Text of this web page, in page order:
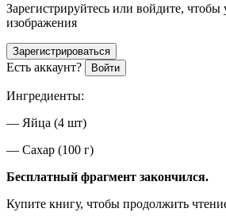
Зарегистрируйтесь или войдите, чтобы
изображения
Зарегистрироваться
Есть аккаунт? Войти
Ингредиенты:
— Яйца (4 шт)
— Сахар (100 г)
Бесплатный фрагмент закончился.
Купите книгу, чтобы продолжить